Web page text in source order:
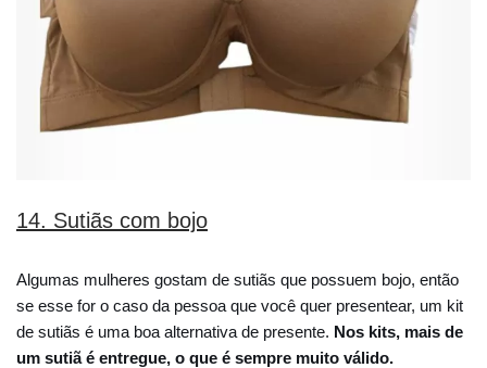
14. Sutiãs com bojo
Algumas mulheres gostam de sutiãs que possuem bojo, então
se esse for o caso da pessoa que você quer presentear, um kit
de sutiãs é uma boa alternativa de presente. Nos kits, mais de
um sutiã é entregue, o que é sempre muito válido.